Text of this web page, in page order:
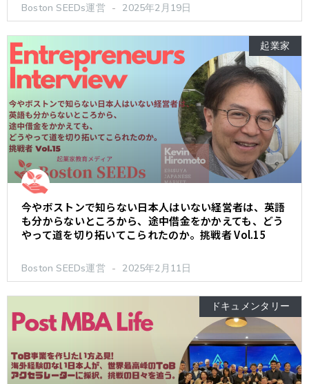
Boston SEEDs運営 2025年2月19日
起業家
今やボストンで知らない日本人はいない経営者は、英語
も分からないところから、途中借金をかかえても、どう
やって道を切り拓いてこられたのか。挑戦者 Vol.15
Boston SEEDs運営 2025年2月11日
ドキュメンタリー